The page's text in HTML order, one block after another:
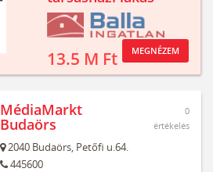
13.5 M Ft MEGNÉZEM
MédiaMarkt
Budaörs
2040 Budaörs, Petőfi u.64.
445600
0
értékelés